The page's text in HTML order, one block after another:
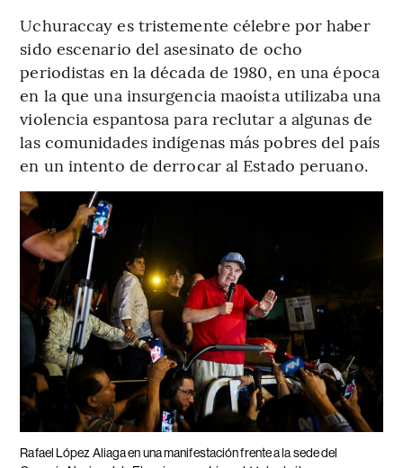
Uchuraccay es tristemente célebre por haber
sido escenario del asesinato de ocho
periodistas en la década de 1980, en una época
en la que una insurgencia maoísta utilizaba una
violencia espantosa para reclutar a algunas de
las comunidades indígenas más pobres del país
en un intento de derrocar al Estado peruano.
Rafael López Aliaga en una manifestación frente a la sede del